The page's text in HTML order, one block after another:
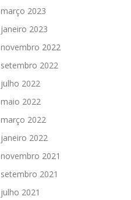
março 2023
janeiro 2023
novembro 2022
setembro 2022
julho 2022
maio 2022
março 2022
janeiro 2022
novembro 2021
setembro 2021
julho 2021